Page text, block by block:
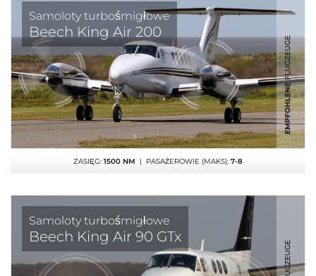
Samoloty turbośmigłowe
Beech King Air 200
ZASIĘG: 1500 NM | PASAŻEROWIE (MAKS): 7-8
Samoloty turbośmigłowe
Beech King Air 90 GTx